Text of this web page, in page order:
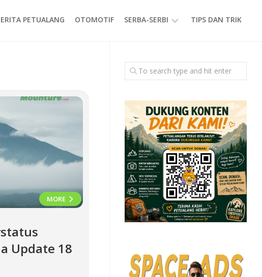
PETUALANG OTOMOTIF SERBA-SERBI
GAYA
HIDUP
TIPS DAN TRIK
MORE
Update 18